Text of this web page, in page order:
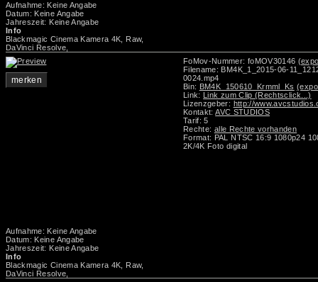
Aufnahme: Keine Angabe
Datum: Keine Angabe
Jahreszeit: Keine Angabe
Info
Blackmagic Cinema Kamera 4K, Raw,
DaVinci Resolve,
merken
FoMov-Nummer: foMOV30146
Filename: BM4K_1_2015-06-
0024.mp4
Bin: BM4K_150610_Krmml_Ks
Link: Link zum Clip (Rechtsclick...)
Lizenzgeber: http://
Kontakt:AVC STUDIOS
Tarif: 5
Rechte: alle Rechte vorhanden
Format: PAL NTSC 16:9 1080p24
2K/4K Foto digital
Aufnahme: Keine Angabe
Datum: Keine Angabe
Jahreszeit: Keine Angabe
Info
Blackmagic Cinema Kamera 4K, Raw,
DaVinci Resolve,